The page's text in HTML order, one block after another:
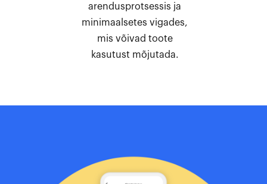
arendusprotsessis ja
minimaalsetes vigades,
mis võivad toote
kasutust mõjutada.